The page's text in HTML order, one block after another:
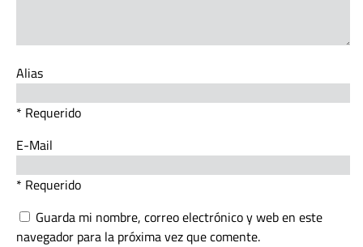
Alias
* Requerido
E-Mail
* Requerido
Guarda mi nombre, correo electrónico y web en este
navegador para la próxima vez que comente.